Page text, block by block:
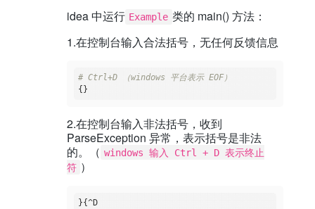
idea 中运行 Example 类的 main() 方法：
1.在控制台输入合法括号，无任何反馈信息
# Ctrl+D （windows 平台表示 EOF）
2.在控制台输入非法括号，收到
ParseException 异常，表示括号是非法
的。（ windows 输入 Ctrl + D 表示终止
符 ）
}{^D